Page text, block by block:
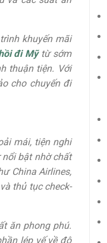
khuyến mãi
đi Mỹtừ sớm
thuận tiện. Với
cho chuyến đi
mái, tiện nghi
nổi bật nhờ chất
China Airlines,
thủ tục check-
ăn phong phú.
lép vế về độ